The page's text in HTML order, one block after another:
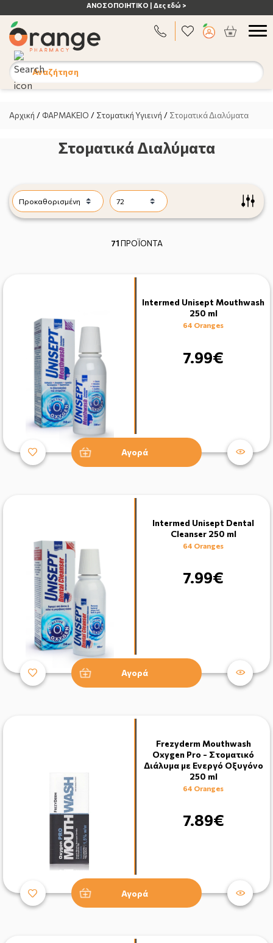
ΑΝΟΣΟΠΟΙΗΤΙΚΟ | Δες εδώ >
Αναζήτηση
Αρχική / ΦΑΡΜΑΚΕΙΟ / Στοματική Υγιεινή / Στοματικά Διαλύματα
Στοματικά Διαλύματα
71ΠΡΟΪΟΝΤΑ
Intermed Unisept Mouthwash
250 ml
64 Oranges
7.99€
Αγορά
Intermed Unisept Dental
Cleanser 250 ml
64 Oranges
7.99€
Αγορά
Frezyderm Mouthwash
Oxygen Pro - Στοματικό
Διάλυμα με Ενεργό Οξυγόνο
250 ml
64 Oranges
7.89€
Αγορά